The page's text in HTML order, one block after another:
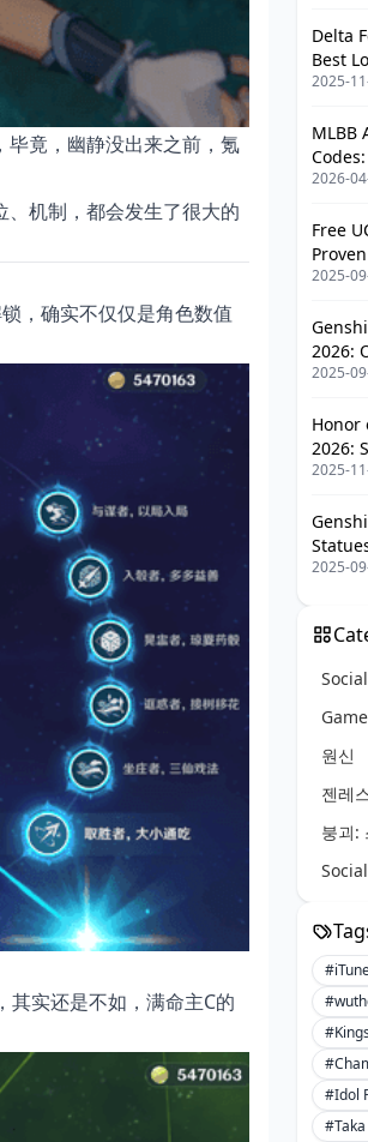
竟，幽静没出来之前，氪
机制，都会发生了很大的
，确实不仅仅是角色数值
实还是不如，满命主C的
Delta
Best
2025-
MLBB
2026-
Free
UC
2025-
2026:
2025-
Honor
2026:
2025-
2025-
원신
젠레
붕괴:
Social
#Idol